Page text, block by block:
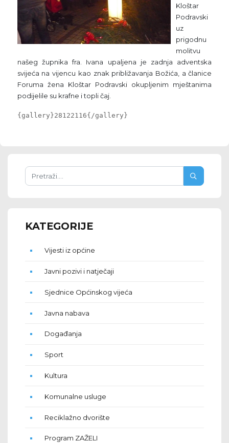
Kloštar
Podravski
uz
prigodnu
molitvu
našeg župnika fra. Ivana upaljena je zadnja adventska
svijeća na vijencu kao znak približavanja Božića, a članice
Foruma žena Kloštar Podravski okupljenim mještanima
podijelile su krafne i topli čaj.
{gallery}28122116{/gallery}
KATEGORIJE
Vijesti iz općine
Javni pozivi i natječaji
Sjednice Općinskog vijeća
Javna nabava
Događanja
Sport
Kultura
Komunalne usluge
Reciklažno dvorište
Program ZAŽELI